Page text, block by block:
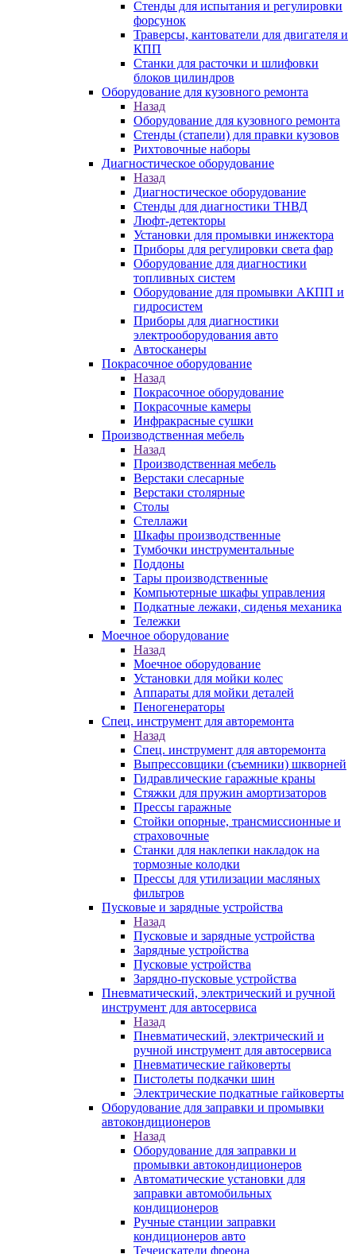
Стенды для испытания и регулировки
форсунок
Траверсы, кантователи для двигателя и
КПП
Станки для расточки и шлифовки
блоков цилиндров
Оборудование для кузовного ремонта
Назад
Оборудование для кузовного ремонта
Стенды (стапели) для правки кузовов
Рихтовочные наборы
Диагностическое оборудование
Назад
Диагностическое оборудование
Стенды для диагностики ТНВД
Люфт-детекторы
Установки для промывки инжектора
Приборы для регулировки света фар
Оборудование для диагностики
топливных систем
Оборудование для промывки АКПП и
гидросистем
Приборы для диагностики
электрооборудования авто
Автосканеры
Покрасочное оборудование
Назад
Покрасочное оборудование
Покрасочные камеры
Инфракрасные сушки
Производственная мебель
Назад
Производственная мебель
Верстаки слесарные
Верстаки столярные
Столы
Стеллажи
Шкафы производственные
Тумбочки инструментальные
Поддоны
Тары производственные
Компьютерные шкафы управления
Подкатные лежаки, сиденья механика
Тележки
Моечное оборудование
Назад
Моечное оборудование
Установки для мойки колес
Аппараты для мойки деталей
Пеногенераторы
Спец. инструмент для авторемонта
Назад
Спец. инструмент для авторемонта
Выпрессовщики (съемники) шкворней
Гидравлические гаражные краны
Стяжки для пружин амортизаторов
Прессы гаражные
Стойки опорные, трансмиссионные и
страховочные
Станки для наклепки накладок на
тормозные колодки
Прессы для утилизации масляных
фильтров
Пусковые и зарядные устройства
Назад
Пусковые и зарядные устройства
Зарядные устройства
Пусковые устройства
Зарядно-пусковые устройства
Пневматический, электрический и ручной
инструмент для автосервиса
Назад
Пневматический, электрический и
ручной инструмент для автосервиса
Пневматические гайковерты
Пистолеты подкачки шин
Электрические подкатные гайковерты
Оборудование для заправки и промывки
автокондиционеров
Назад
Оборудование для заправки и
промывки автокондиционеров
Автоматические установки для
заправки автомобильных
кондиционеров
Ручные станции заправки
кондиционеров авто
Течеискатели фреона